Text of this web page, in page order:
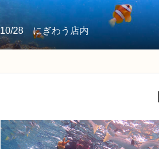
10/28 にぎわう店内